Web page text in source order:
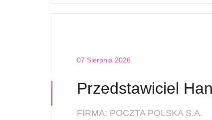
07 Sierpnia 2026
FIRMA: POCZTA POLSKA S.A.